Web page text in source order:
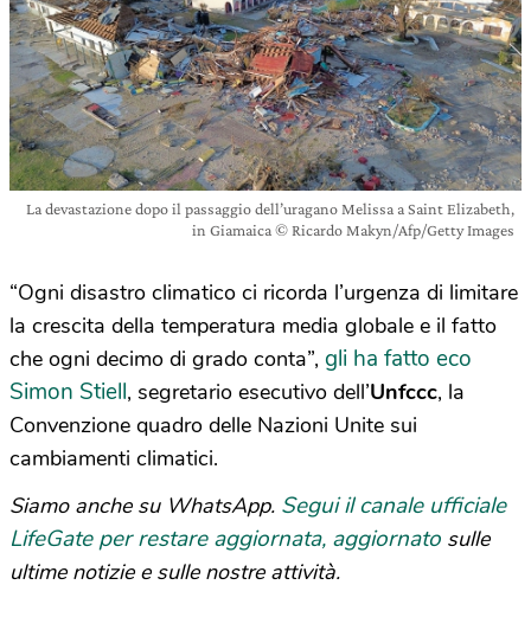
La devastazione dopo il passaggio dell’uragano Melissa a Saint Elizabeth,
in Giamaica © Ricardo Makyn/Afp/Getty Images
“Ogni disastro climatico ci ricorda l’urgenza di limitare
la crescita della temperatura media globale e il fatto
che ogni decimo di grado conta”, gli ha fatto eco
Simon Stiell, segretario esecutivo dell’Unfccc, la
Convenzione quadro delle Nazioni Unite sui
cambiamenti climatici.
Siamo anche su WhatsApp. Segui il canale ufficiale
LifeGate per restare aggiornata, aggiornato sulle
ultime notizie e sulle nostre attività.